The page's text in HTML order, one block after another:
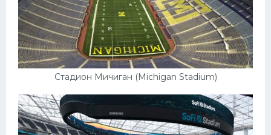
Стадион Мичиган (Michigan Stadium)